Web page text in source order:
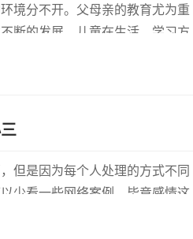
境分不开。父母亲的教育尤为重
断的发展，儿童在生活、学习方
但是因为每个人处理的方式不同
少看一些网络案例，毕竟感情这